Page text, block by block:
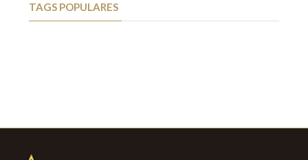
TAGS POPULARES